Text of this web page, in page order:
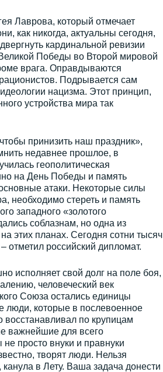
Лаврова, который отмечает
как никогда, актуальны сегодня,
кардинальной ревизии
Победы во Второй мировой
врага. Оправдываются
Подрывается сам
нацизма. Этот принцип,
устройства мира так
принизить наш праздник»,
недавнее прошлое, в
геополитическая
на День Победы и память
атаки. Некоторые силы
необходимо стереть и память
западного «золотого
соблазнам, но одна из
этих планах. Сегодня сотни тысяч
российский дипломат.
исполняет свой долг на поле боя,
человеческий век
Союза остались единицы
люди, которые в послевоенное
восстанавливал по крупицам
важнейшие для всего
просто внуки и правнуки
творят люди. Нельзя
в Лету. Ваша задача донести